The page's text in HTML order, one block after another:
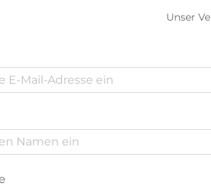
Unser